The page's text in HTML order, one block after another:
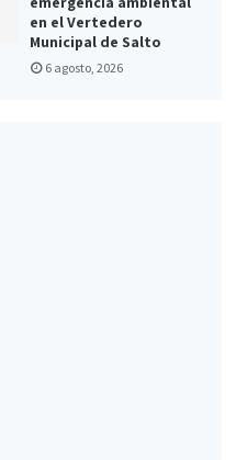
en el Vertedero
Municipal de Salto
6 agosto, 2026